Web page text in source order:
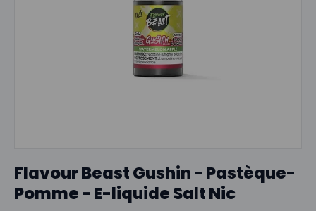
Flavour Beast Gushin - Pastèque-
Pomme - E-liquide Salt Nic